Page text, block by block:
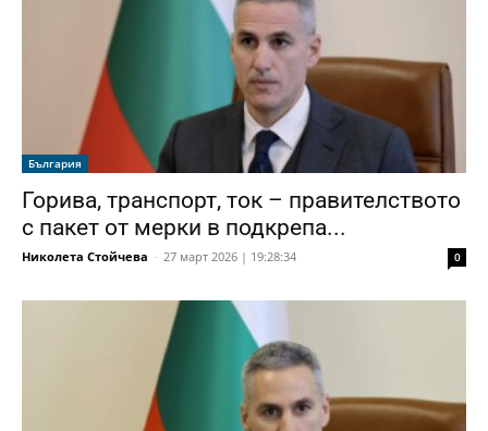
България
Горива, транспорт, ток – правителството
с пакет от мерки в подкрепа...
Николета Стойчева - 27 март 2026 | 19:28:34 0